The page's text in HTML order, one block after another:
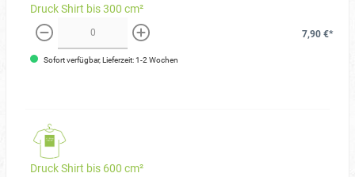
Druck Shirt bis 300 cm²
weniger mehr
7,90 €*
Sofort verfügbar, Lieferzeit: 1-2 Wochen
Druck Shirt bis 600 cm²